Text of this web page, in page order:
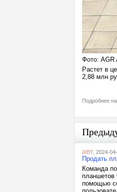
Фото: AGR
Растет в
2,88 млн
Подробнее на
iXBT, 2024-
Продать
Команда
планшетов
помощью